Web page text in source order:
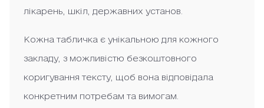
лікарень, шкіл, державних установ.
Кожна табличка є унікальною для кожного
закладу, з можливістю безкоштовного
коригування тексту, щоб вона відповідала
конкретним потребам та вимогам.